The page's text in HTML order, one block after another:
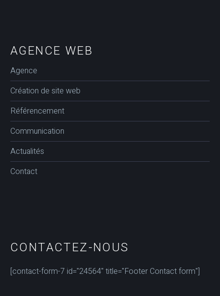
AGENCE WEB
Agence
Création de site web
Référencement
Communication
Actualités
Contact
CONTACTEZ-NOUS
[contact-form-7 id="24564" title="Footer Contact form"]